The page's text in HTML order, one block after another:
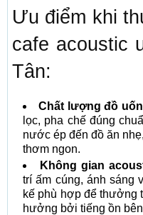
Ưu điểm khi
cafe acoustic
Tân:
Chất lượng đồ
lọc, pha chế đúng
nước ép đến đồ ăn
thơm ngon.
Không gian
trí ấm cúng, ánh sáng
kế phù hợp để thưởng
hưởng bởi tiếng ồn